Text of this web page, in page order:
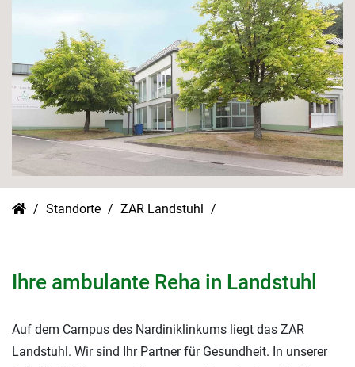
Standorte ZAR Landstuhl
Ihre ambulante Reha in Landstuhl
Auf dem Campus des Nardiniklinkums liegt das ZAR
Landstuhl. Wir sind Ihr Partner für Gesundheit. In unserer